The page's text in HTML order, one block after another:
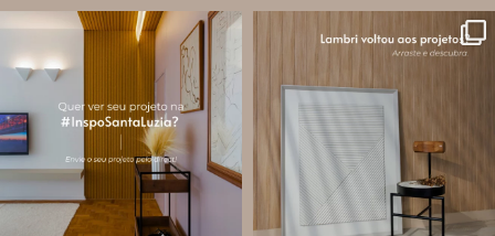
santa.luzia
A #InspoSantaLuzia é um espaço
criado para divulgar projetos que
utilizam produtos Santa Luzia e
valorizar o trabalho de arquitetos,
designers de...
Jul 28
12 0
O lambri é um revestimento versátil
painéis decorativos e diversas
composições para valorizar o
Jul 27
86 8